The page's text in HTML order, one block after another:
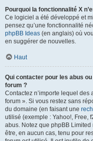
Pourquoi la fonctionnalité X
Ce logiciel a été développé et
pensez qu’une fonctionnalité
phpBB Ideas (en anglais) où
en suggérer de nouvelles.
Haut
Qui contacter pour les abus
forum ?
Contactez n’importe lequel des
forum ». Si vous restez sans
du domaine (en faisant une
utilisé (exemple : Yahoo!, Free,
abus. Notez que phpBB Limited
être, en aucun cas, tenu pour